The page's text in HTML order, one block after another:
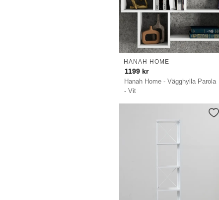
Hanah Home - Vägghylla Parola
- Vit
HANAH HOME
1199 kr